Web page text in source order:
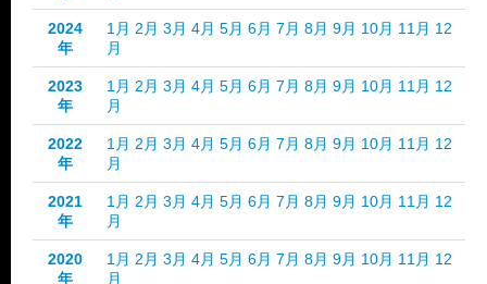
2024
年
1月 2月 3月 4月 5月 6月 7月 8月 9月 10月 11月 12
月
2023
年
1月 2月 3月 4月 5月 6月 7月 8月 9月 10月 11月 12
月
2022
年
1月 2月 3月 4月 5月 6月 7月 8月 9月 10月 11月 12
月
2021
年
1月 2月 3月 4月 5月 6月 7月 8月 9月 10月 11月 12
月
2020
年
1月 2月 3月 4月 5月 6月 7月 8月 9月 10月 11月 12
月